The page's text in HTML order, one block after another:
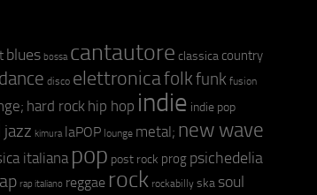
blues bossa cantautore classica country
dance disco elettronicafolkfunk fusion
hard rock hip hop indie indie pop
jazz kimura laPOP lounge metal; new wave
italiana pop post rock prog psichedelia
rap italiano reggae rock rockabilly ska soul